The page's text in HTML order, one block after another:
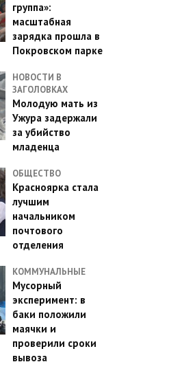
группа»:
масштабная
зарядка прошла в
Покровском парке
НОВОСТИ В
ЗАГОЛОВКАХ
Молодую мать из
Ужура задержали
за убийство
младенца
ОБЩЕСТВО
Красноярка стала
лучшим
начальником
почтового
отделения
КОММУНАЛЬНЫЕ
Мусорный
эксперимент: в
баки положили
маячки и
проверили сроки
вывоза